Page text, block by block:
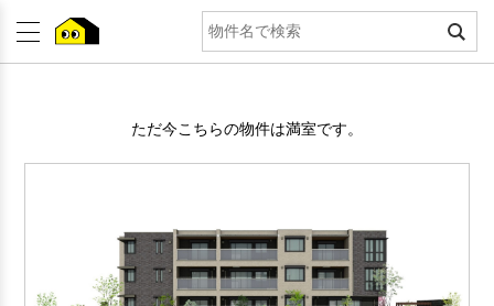
ただ今こちらの物件は満室です。